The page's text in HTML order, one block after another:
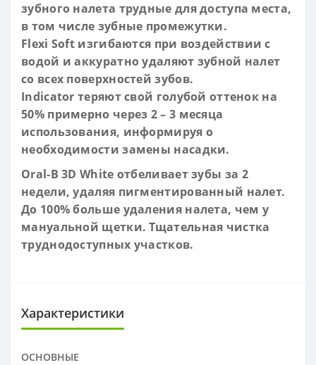
зубного налета трудные для доступа места,
в том числе зубные промежутки.
Flexi Soft изгибаются при воздействии с
водой и аккуратно удаляют зубной налет
со всех поверхностей зубов.
Indicator теряют свой голубой оттенок на
50% примерно через 2 – 3 месяца
использования, информируя о
необходимости замены насадки.
Oral-B 3D White отбеливает зубы за 2
недели, удаляя пигментированный налет.
До 100% больше удаления налета, чем у
мануальной щетки. Тщательная чистка
труднодоступных участков.
Характеристики
ОСНОВНЫЕ